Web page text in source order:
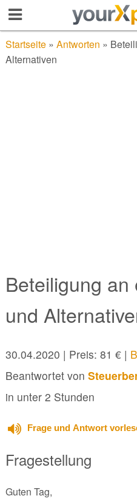
Startseite» Antworten »
Alternativen
Beteiligung
und
30.04.2020 | Preis: 81 € |
Beantwortet von
in unter 2 Stunden
Frage und Antwort
Fragestellung
Guten Tag,